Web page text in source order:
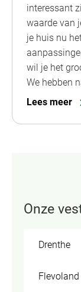
interessant
waarde van
je huis nu
wil je het
We hebben
Lees meer
Onze
Drenthe
Flevoland